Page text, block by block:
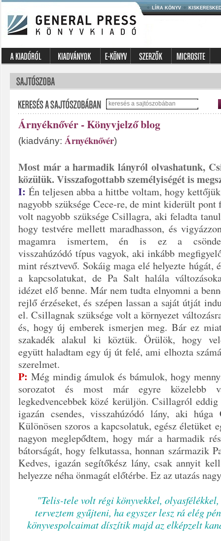
LÍRA KÖNYV
Árnyéknővér - Könyvjelző blog
(kiadvány: Árnyéknővér)
Most már a harmadik lányról olvashatunk,
közülük. Visszafogottabb személyiségét is
I: Én teljesen abba a hittbe voltam, hogy
nagyobb szüksége Cece-re, de mint kiderült pont
volt nagyobb szüksége Csillagra, aki feladta
hogy testvére mellett maradhasson, és
magamra ismertem, én is ez a
visszahúzódó típus vagyok, aki inkább
mint résztvevő. Sokáig maga elé helyezte húgát,
a kapcsolatukat, de Pa Salt halála
idézet elő benne. Már nem tudta elnyomni a
rejlő érzéseket, és szépen lassan a saját útját
el. Csillagnak szüksége volt a környezet változás
és, hogy új emberek ismerjen meg. Bár ez
szakadék alakul ki köztük. Örülök, hogy
együtt haladtam egy új út felé, ami elhozta
szerelmet.
P: Még mindig ámulok és bámulok, hogy
sorozatot és most már egyre közelebb
legkedvencebbek közé kerüljön. Csillagról
igazán csendes, visszahúzódó lány, aki húga
Különösen szoros a kapcsolatuk, egész életüket
nagyon meglepődtem, hogy már a harmadik
bátorságát, hogy felkutassa, honnan származik
Kedves, igazán segítőkész lány, csak annyit
helyezze néha önmagát előtérbe. Ez az utazás
"Telis-tele volt régi könyvekkel,
terveztem gyűjteni, ha egyszer lesz rá elég
könyvespolcaimat díszítik majd az elképzelt